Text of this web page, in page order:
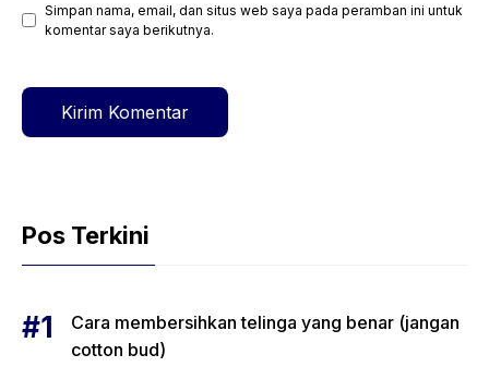
Situs
web
Simpan nama, email, dan situs web saya pada peramban ini untuk
komentar saya berikutnya.
Pos Terkini
Cara membersihkan telinga yang benar (jangan
cotton bud)